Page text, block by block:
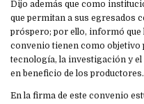
Dijo además que como
que permitan a sus egresados
próspero; por ello, informó que
convenio tienen como objetivo
tecnología, la investigación y
en beneficio de los productores.
En la firma de este convenio